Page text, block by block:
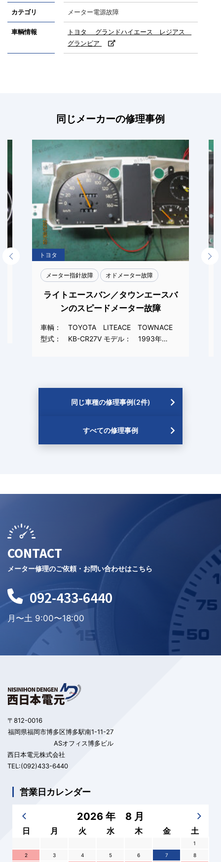
カテゴリ メーター電源故障
車輌情報
トヨタ グランドハイエース レジアス
グランビア
同じメーカーの修理事例
Previous トヨタ
メーター指針故障 オドメーター故障
ライトエースバン／タウンエースバ
ンのスピードメーター故障
車輌： TOYOTA LITEACE TOWNACE
型式： KB-CR27V モデル： 1993年…
Next
同じ車種の修理事例(2件)
すべての修理事例
CONTACT
メーター修理のご依頼・お問い合わせはこちら
092-433-6440
月〜土 9:00〜18:00
〒812-0016
福岡県福岡市博多区博多駅南1-11-27
ASオフィス博多ビル
西日本電元株式会社
TEL:(092)433-6440
営業日カレンダー
2026 年 8 月
日 月 火 水 木 金 土
1
2
3 4 5 6 7 8